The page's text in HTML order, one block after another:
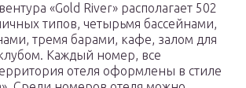
«Gold River» располагает 502
типов, четырьмя бассейнами,
тремя барами, кафе, залом для
Каждый номер, все
отеля оформлены в стиле